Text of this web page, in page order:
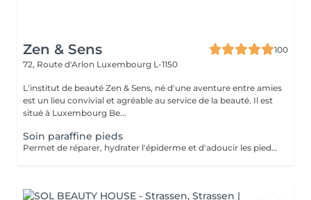
Zen & Sens
100
72, Route d'Arlon Luxembourg L-1150
L'institut de beauté Zen & Sens, né d'une aventure entre amies
est un lieu convivial et agréable au service de la beauté. Il est
situé à Luxembourg Be...
Soin paraffine pieds
Permet de réparer, hydrater l'épiderme et d'adoucir les pieds abimés ou désséchés. Parfait lors d'une pédicure.